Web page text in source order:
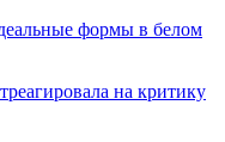
формы в белом
на критику